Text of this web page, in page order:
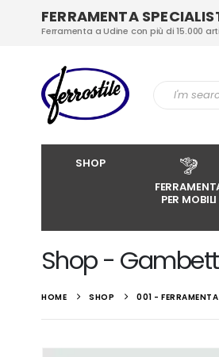
FERRAMENTA
Ferramenta a Udine con più di 15.000
SHOP
PER MOBILI
Shop -
HOME SHOP 001 -